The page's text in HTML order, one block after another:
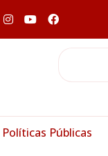
Políticas Públicas